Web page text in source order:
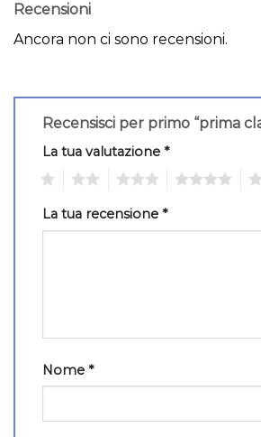
Recensioni
Ancora non ci sono recensioni.
Recensisci per primo “prima
La tua valutazione *
La tua recensione *
Nome *